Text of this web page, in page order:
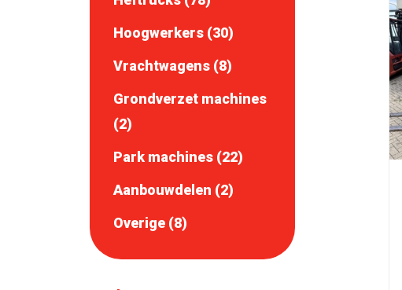
Hoogwerkers (30)
Vrachtwagens (8)
Grondverzet machines
(2)
Park machines (22)
Aanbouwdelen (2)
Overige (8)